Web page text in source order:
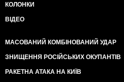
КОЛОНКИ
ВІДЕО
МАСОВАНИЙ КОМБІНОВАНИЙ УДАР
ЗНИЩЕННЯ РОСІЙСЬКИХ ОКУПАНТІВ
РАКЕТНА АТАКА НА КИЇВ